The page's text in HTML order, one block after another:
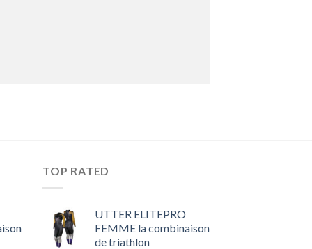
TOP RATED
UTTER ELITEPRO
FEMME la combinaison
de triathlon